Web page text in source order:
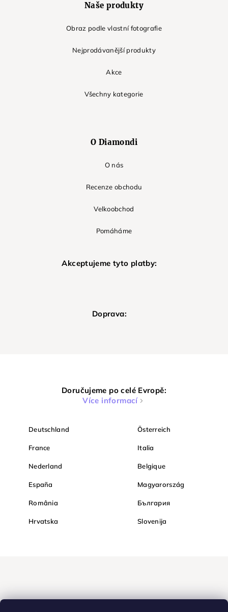
Naše produkty
Obraz podle vlastní fotografie
Nejprodávanější produkty
Akce
Všechny kategorie
O Diamondi
O nás
Recenze obchodu
Velkoobchod
Pomáháme
Akceptujeme tyto platby:
Doprava:
Doručujeme po celé Evropě:
Více informací
Deutschland Österreich
France Italia
Nederland Belgique
España Magyarország
România България
Hrvatska Slovenija